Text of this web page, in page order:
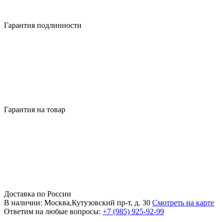
Гарантия подлинности
Гарантия на товар
Доставка по России
В наличии: Москва,Кутузовский пр-т, д. 30 Смотреть на карте
Ответим на любые вопросы: +7 (985) 925-92-99